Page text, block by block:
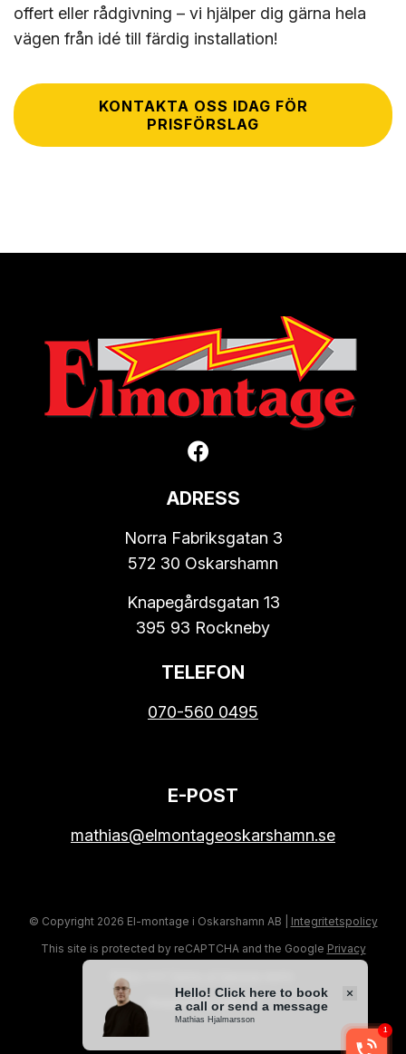
offert eller rådgivning – vi hjälper dig gärna hela
vägen från idé till färdig installation!
KONTAKTA OSS IDAG FÖR
PRISFÖRSLAG
ADRESS
Norra Fabriksgatan 3
572 30 Oskarshamn
Knapegårdsgatan 13
395 93 Rockneby
TELEFON
070-560 0495
E-POST
mathias@elmontageoskarshamn.se
© Copyright 2026 El-montage i Oskarshamn AB | Integritetspolicy
This site is protected by reCAPTCHA and the Google Privacy
Policy
Powered by CMS.SE